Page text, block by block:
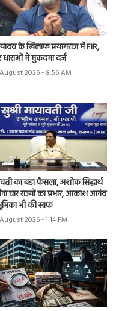
के खिलाफ प्रयागराज में FIR,
धाराओं में मुकदमा दर्ज
2026 - 8:56 AM
का बड़ा फैसला, अशोक सिद्धार्थ
चार राज्यों का प्रभार, आकाश आनंद
भी की साफ
2026 - 1:14 PM